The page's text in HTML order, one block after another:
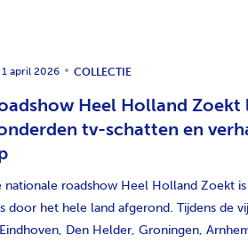
1 april 2026 COLLECTIE
Heel Holland Zoekt
tv-schatten en
nationale roadshow Heel Holland Zoekt is
door het hele land afgerond. Tijdens de
Den Helder, Groningen,